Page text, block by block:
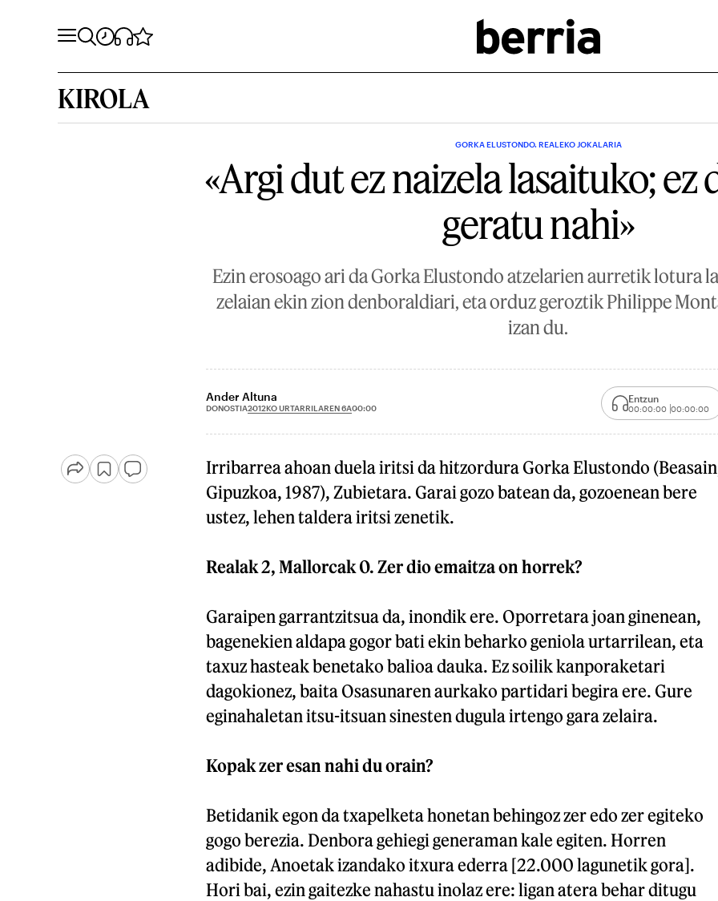
KIROLA
GORKA ELUSTONDO. REALEKO JOKALARIA
«Argi dut ez naizela lasaituko; ez
geratu nahi»
Ezin erosoago ari da Gorka Elustondo atzelarien aurretik lotura
zelaian ekin zion denboraldiari, eta orduz geroztik Philippe
izan du.
Ander Altuna
DONOSTIA2012KO URTARRILAREN 6A00:00
Entzun
00:00:00 00:00:00
Irribarrea ahoan duela iritsi da hitzordura Gorka Elustondo
Gipuzkoa, 1987), Zubietara. Garai gozo batean da, gozoenean bere
ustez, lehen taldera iritsi zenetik.
Realak 2, Mallorcak 0. Zer dio emaitza on horrek?
Garaipen garrantzitsua da, inondik ere. Oporretara joan ginenean,
bagenekien aldapa gogor bati ekin beharko geniola urtarrilean, eta
taxuz hasteak benetako balioa dauka. Ez soilik kanporaketari
dagokionez, baita Osasunaren aurkako partidari begira ere. Gure
eginahaletan itsu-itsuan sinesten dugula irtengo gara zelaira.
Kopak zer esan nahi du orain?
Betidanik egon da txapelketa honetan behingoz zer edo zer egiteko
gogo berezia. Denbora gehiegi generaman kale egiten. Horren
adibide, Anoetak izandako itxura ederra [22.000 lagunetik gora].
Hori bai, ezin gaitezke nahastu inolaz ere: ligan atera behar ditugu